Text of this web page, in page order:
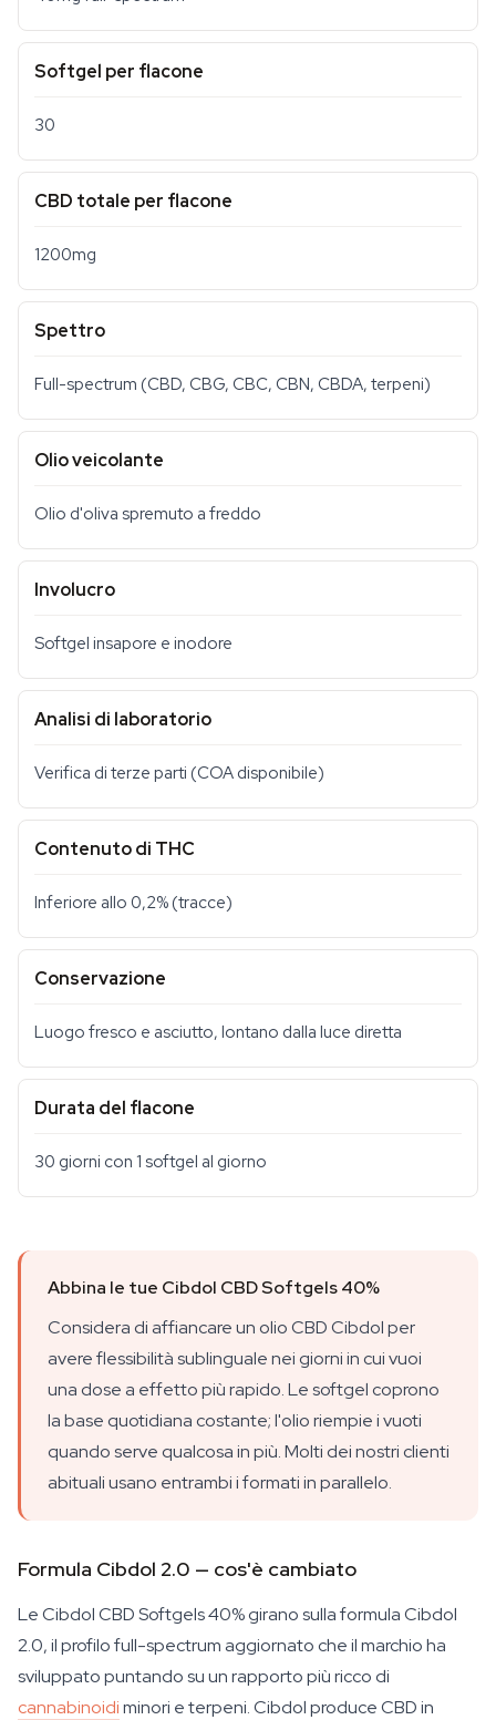
Softgel per flacone
30
CBD totale per flacone
1200mg
Spettro
Full-spectrum (CBD, CBG, CBC, CBN, CBDA, terpeni)
Olio veicolante
Olio d'oliva spremuto a freddo
Involucro
Softgel insapore e inodore
Analisi di laboratorio
Verifica di terze parti (COA disponibile)
Contenuto di THC
Inferiore allo 0,2% (tracce)
Conservazione
Luogo fresco e asciutto, lontano dalla luce diretta
Durata del flacone
30 giorni con 1 softgel al giorno
Abbina le tue Cibdol CBD Softgels 40%
Considera di affiancare un olio CBD Cibdol per
avere flessibilità sublinguale nei giorni in cui vuoi
una dose a effetto più rapido. Le softgel coprono
la base quotidiana costante; l'olio riempie i vuoti
quando serve qualcosa in più. Molti dei nostri clienti
abituali usano entrambi i formati in parallelo.
Formula Cibdol 2.0 — cos'è cambiato
Le Cibdol CBD Softgels 40% girano sulla formula Cibdol
2.0, il profilo full-spectrum aggiornato che il marchio ha
sviluppato puntando su un rapporto più ricco di
cannabinoidiminori e terpeni. Cibdol produce CBD in